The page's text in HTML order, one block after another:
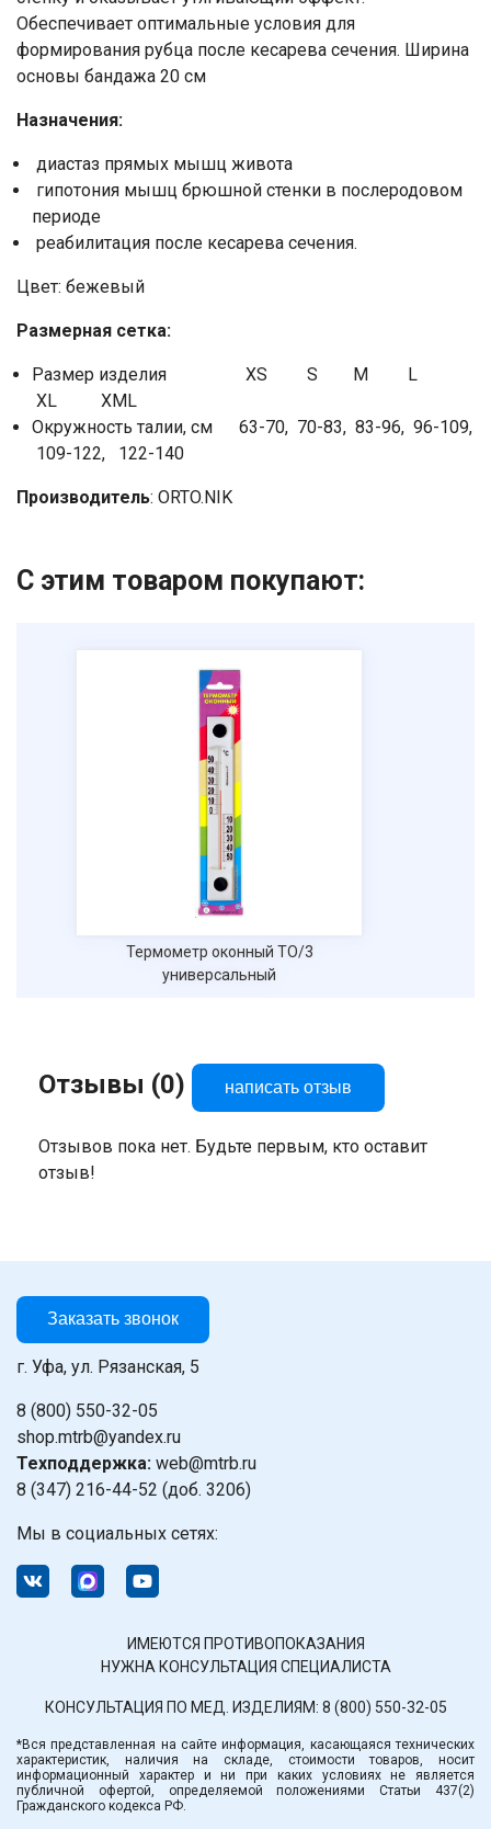
Обеспечивает оптимальные условия для
формирования рубца после кесарева сечения. Ширина
основы бандажа 20 см
Назначения:
диастаз прямых мышц живота
гипотония мышц брюшной стенки в послеродовом
периоде
реабилитация после кесарева сечения.
Цвет: бежевый
Размерная сетка:
Размер изделия XS S M L
XL XML
Окружность талии, см 63-70, 70-83, 83-96, 96-109,
109-122, 122-140
Производитель: ORTO.NIK
С этим товаром покупают:
Термометр оконный ТО/3
универсальный
Отзывы (0) написать отзыв
Отзывов пока нет. Будьте первым, кто оставит
отзыв!
Заказать звонок
г. Уфа, ул. Рязанская, 5
8 (800) 550-32-05
shop.mtrb@yandex.ru
Техподдержка: web@mtrb.ru
8 (347) 216-44-52 (доб. 3206)
Мы в социальных сетях:
ИМЕЮТСЯ ПРОТИВОПОКАЗАНИЯ
НУЖНА КОНСУЛЬТАЦИЯ СПЕЦИАЛИСТА
КОНСУЛЬТАЦИЯ ПО МЕД. ИЗДЕЛИЯМ: 8 (800) 550-32-05
*Вся представленная на сайте информация, касающаяся технических
характеристик, наличия на складе, стоимости товаров, носит
информационный характер и ни при каких условиях не является
публичной офертой, определяемой положениями Статьи 437(2)
Гражданского кодекса РФ.
Ваше имя
Номер телефона
Отправить
соглашаетесь на обработку
персональных данных